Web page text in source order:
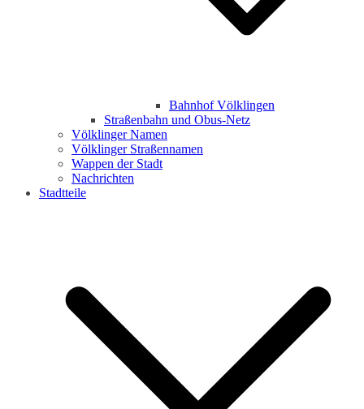
Bahnhof Völklingen
Straßenbahn und Obus-Netz
Völklinger Namen
Völklinger Straßennamen
Wappen der Stadt
Nachrichten
Stadtteile